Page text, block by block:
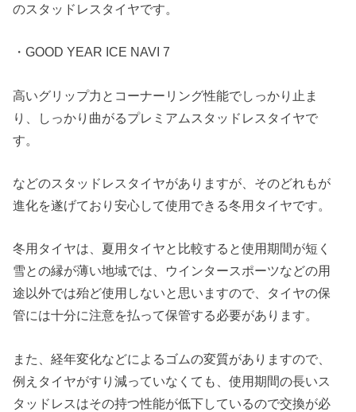
のスタッドレスタイヤです。
・GOOD YEAR ICE NAVI 7
高いグリップ力とコーナーリング性能でしっかり止ま
り、しっかり曲がるプレミアムスタッドレスタイヤで
す。
などのスタッドレスタイヤがありますが、そのどれもが
進化を遂げており安心して使用できる冬用タイヤです。
冬用タイヤは、夏用タイヤと比較すると使用期間が短く
雪との縁が薄い地域では、ウインタースポーツなどの用
途以外では殆ど使用しないと思いますので、タイヤの保
管には十分に注意を払って保管する必要があります。
また、経年変化などによるゴムの変質がありますので、
例えタイヤがすり減っていなくても、使用期間の長いス
タッドレスはその持つ性能が低下しているので交換が必